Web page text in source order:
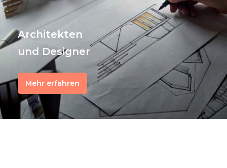
Architekten
und Designer
Mehr erfahren